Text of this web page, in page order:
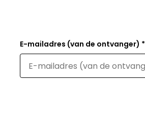
E-mailadres (van de ontvanger) *